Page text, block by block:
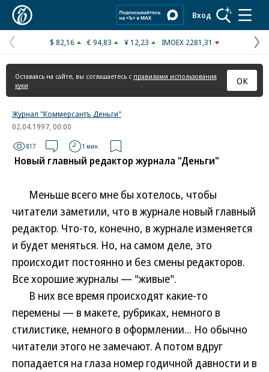
Вход
Предыдущая
страница
$ 82,16 € 94,83 ¥ 12,23 IMOEX 2281,31
Оставаясь на сайте, вы соглашаетесь с правилами использования
куки
ОК
Журнал "Коммерсантъ Деньги"
02.04.1997, 00:00
817 1 мин.
Новый главный редактор журнала "Деньги"
Меньше всего мне бы хотелось, чтобы
читатели заметили, что в журнале новый главный
редактор. Что-то, конечно, в журнале изменяется
и будет меняться. Но, на самом деле, это
происходит постоянно и без смены редакторов.
Все хорошие журналы — "живые".
В них все время происходят какие-то
перемены — в макете, рубриках, немного в
стилистике, немного в оформлении... Но обычно
читатели этого не замечают. А потом вдруг
попадается на глаза номер годичной давности и в